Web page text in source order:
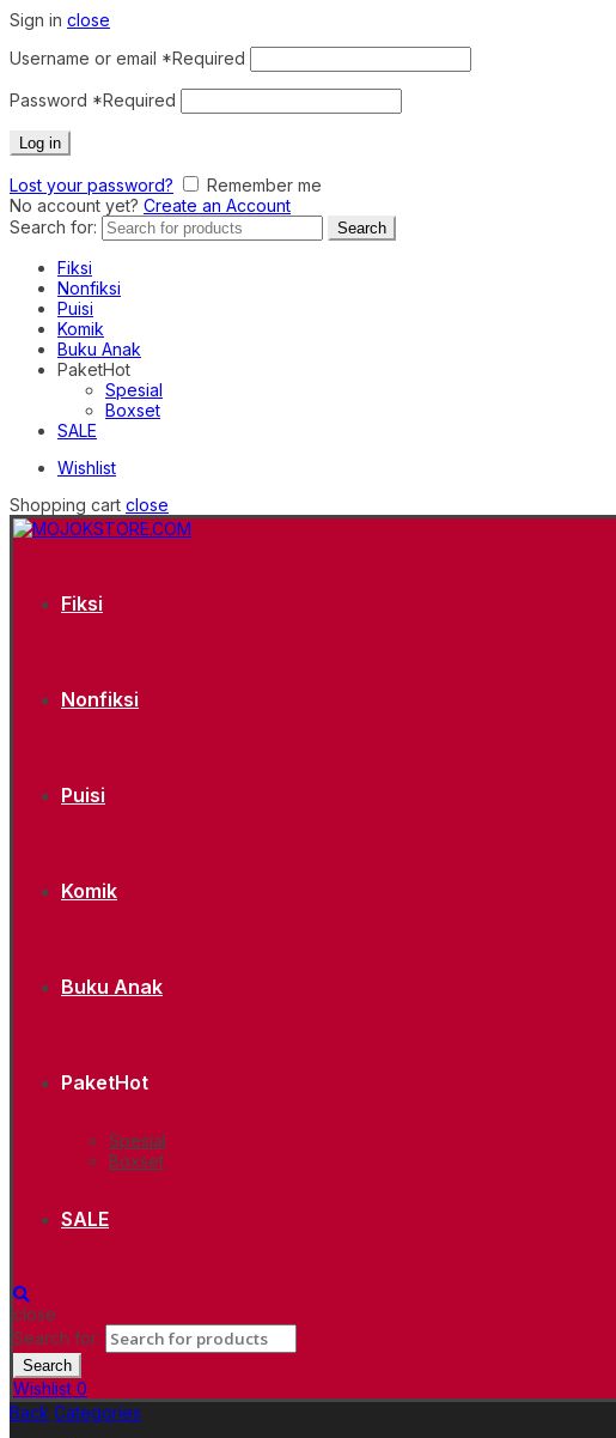
Sign in close
Username or email *Required
Password *Required
Log in
Lost your password?
Remember me
No account yet? Create an Account
Search for:
Search
Fiksi
Nonfiksi
Puisi
Komik
Buku Anak
PaketHot
Spesial
Boxset
SALE
Wishlist
Shopping cart close
Fiksi
Nonfiksi
Puisi
Komik
Buku Anak
PaketHot
Spesial
Boxset
SALE
close
Search for:
Search
Wishlist 0
Back Categories